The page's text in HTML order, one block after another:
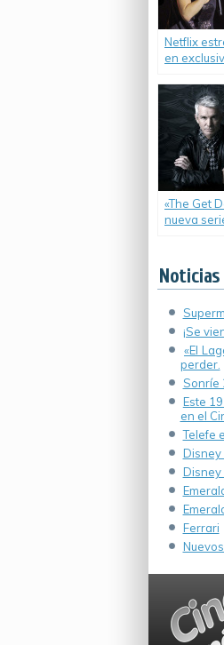
Netflix
en
Iliza
«The Get
nueva
¡Se
«El
perder.
Sonríe
Este
en el
Telefe
Disney
Disney
Ferrari